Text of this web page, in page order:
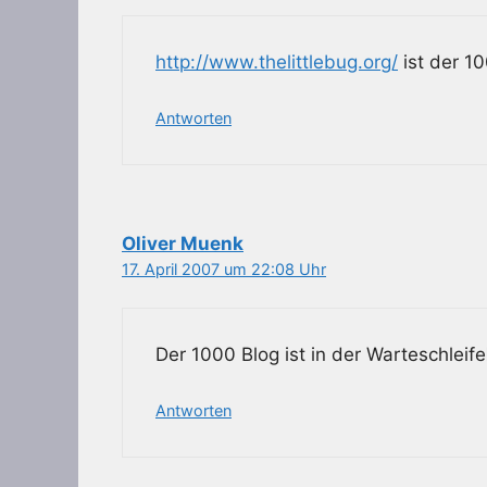
http://www.thelittlebug.org/ ist der
Antworten
Oliver Muenk
17. April 2007 um 22:08 Uhr
Der 1000 Blog ist in der
Antworten